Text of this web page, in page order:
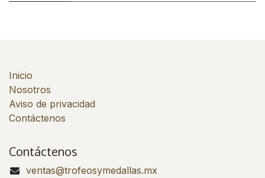
Inicio
Nosotros
Aviso de privacidad
Contáctenos
Contáctenos
ventas@trofeosymedallas.mx